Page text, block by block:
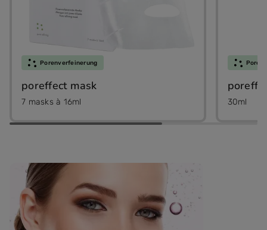
Porenverfeinerung
poreffect mask
7 masks à 16ml 30ml